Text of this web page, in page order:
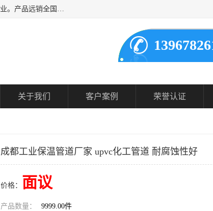
凯鑫管道科技有限公司是一家专业生产PPH、CPVC各类塑料阀门、塑料管道等非金属防腐化工设备的大型企业。产品远销全国三十一个省、市、自治区,广泛应用于化工、石油、氯碱、染料、制药、农药等行业，深受广大用户欢迎，是目前国内生产化工泵、阀门规模较大的生产基地之一。
关于我们 客户案例 荣誉认证
成都工业保温管道厂家 upvc化工管道 耐腐蚀性好
价格： 面议
产品数量： 9999.00件